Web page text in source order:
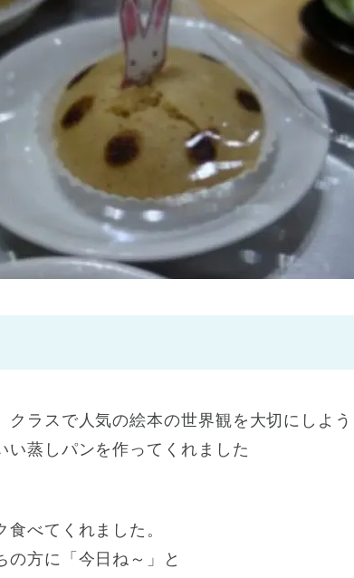
(11) 川崎市 (9) 横須賀市
芦屋市(1)
クラスで人気の絵本の世界観を大切にしよ
い蒸しパンを作ってくれました
べてくれました。
の方に「今日ね～」と